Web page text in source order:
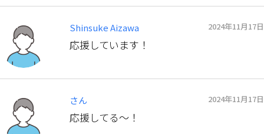
Shinsuke Aizawa 2024年11月17日
応援しています！
さん 2024年11月17日
応援してる〜！